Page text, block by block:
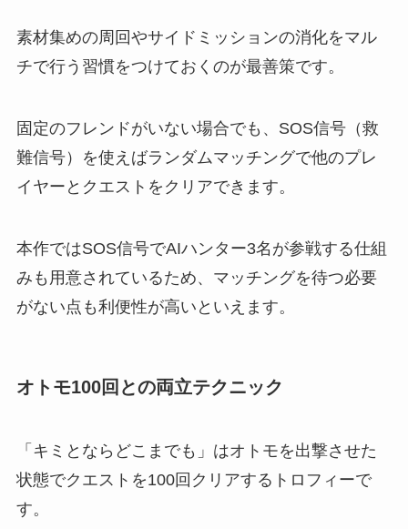
素材集めの周回やサイドミッションの消化をマル
チで行う習慣をつけておくのが最善策です。
固定のフレンドがいない場合でも、SOS信号（救
難信号）を使えばランダムマッチングで他のプレ
イヤーとクエストをクリアできます。
本作ではSOS信号でAIハンター3名が参戦する仕組
みも用意されているため、マッチングを待つ必要
がない点も利便性が高いといえます。
オトモ100回との両立テクニック
「キミとならどこまでも」はオトモを出撃させた
状態でクエストを100回クリアするトロフィーで
す。